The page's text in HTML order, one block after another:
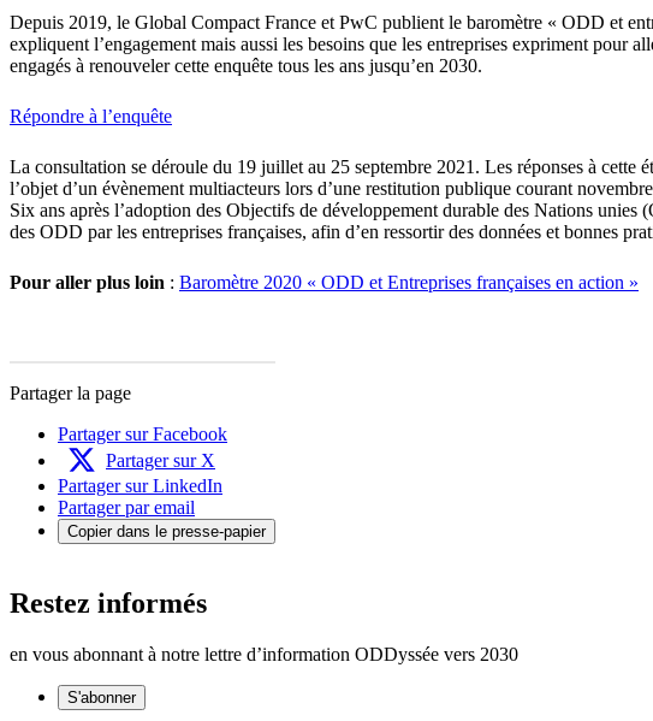
Depuis 2019, le Global Compact France et PwC publient le baromètre « ODD et
expliquent l’engagement mais aussi les besoins que les entreprises expriment
engagés à renouveler cette enquête tous les ans jusqu’en 2030.
Répondre à l’enquête
La consultation se déroule du 19 juillet au 25 septembre 2021. Les réponses à
l’objet d’un évènement multiacteurs lors d’une restitution publique courant
Six ans après l’adoption des Objectifs de développement durable des Nations
des ODD par les entreprises françaises, afin d’en ressortir des données et bonnes
Pour aller plus loin : Baromètre 2020 « ODD et Entreprises françaises en action »
Partager la page
Partager sur Facebook
Partager sur X
Partager sur LinkedIn
Partager par email
Copier dans le presse-papier
Restez informés
en vous abonnant à notre lettre d’information ODDyssée vers 2030
S'abonner